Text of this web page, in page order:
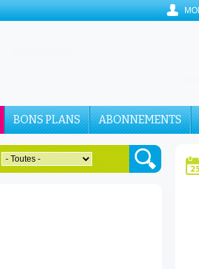
BONS PLANS ABONNEMENTS